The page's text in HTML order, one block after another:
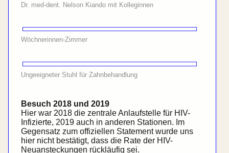
Dr. med-dent. Nelson Kiando mit Kolleginnen
Wöchnerinnen-Zimmer
Ungeeigneter Stuhl für Zahnbehandlung
Besuch 2018 und 2019
Hier war 2018 die zentrale Anlaufstelle für HIV-
Infizierte, 2019 auch in anderen Stationen. Im
Gegen­satz zum offi­ziellen Statement wurde uns
hier nicht bestätigt, dass die Rate der HIV-
Neuan­steckungen rück­läufig sei.